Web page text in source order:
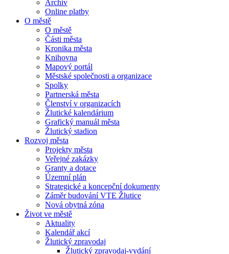
Archiv
Online platby
O městě
O městě
Části města
Kronika města
Knihovna
Mapový portál
Městské společnosti a organizace
Spolky
Partnerská města
Členství v organizacích
Žlutické kalendárium
Grafický manuál města
Žlutický stadion
Rozvoj města
Projekty města
Veřejné zakázky
Granty a dotace
Územní plán
Strategické a koncepční dokumenty
Záměr budování VTE Žlutice
Nová obytná zóna
Život ve městě
Aktuality
Kalendář akcí
Žlutický zpravodaj
Žlutický zpravodaj-vydání